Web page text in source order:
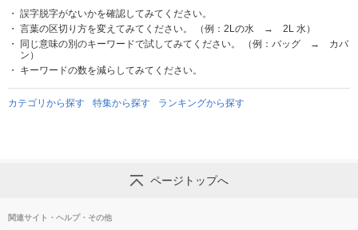
誤字脱字がないかを確認してみてください。
言葉の区切り方を変えてみてください。 （例：2Lの水 → 2L 水）
同じ意味の別のキーワードで試してみてください。 （例：バッグ → カバ
ン）
キーワードの数を減らしてみてください。
カテゴリから探す 特集から探す ランキングから探す
ページトップへ
関連サイト・ヘルプ・その他